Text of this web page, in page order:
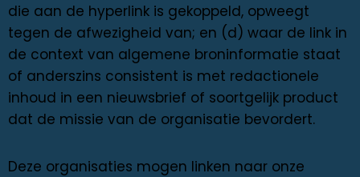
die aan de hyperlink is gekoppeld, opweegt
tegen de afwezigheid van; en (d) waar de link in
de context van algemene broninformatie staat
of anderszins consistent is met redactionele
inhoud in een nieuwsbrief of soortgelijk product
dat de missie van de organisatie bevordert.
Deze organisaties mogen linken naar onze